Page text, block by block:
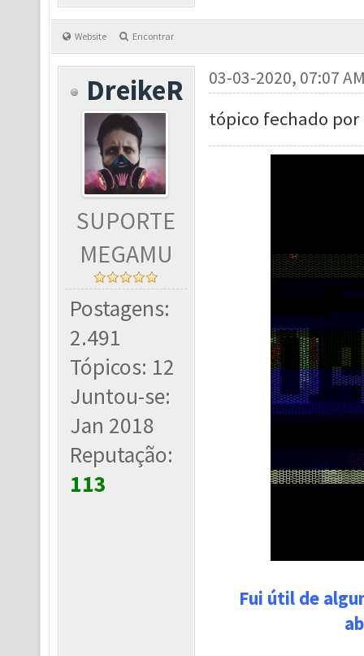
Website Encontrar
DreikeR
SUPORTE
MEGAMU
Postagens:
2.491
Tópicos: 12
Juntou-se:
Jan 2018
Reputação:
113
03-03-2020, 07:07
tópico fechado
Fui útil de